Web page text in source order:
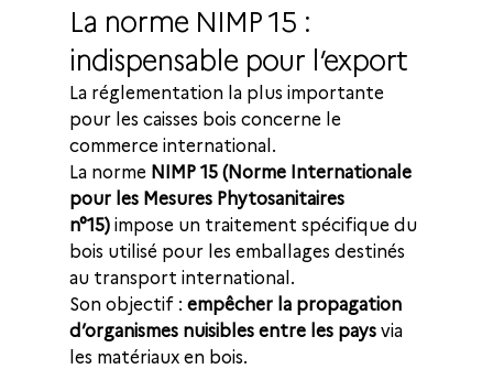
La norme NIMP 15 :
indispensable pour l’export
La réglementation la plus importante
pour les caisses bois concerne le
commerce international.
La norme NIMP 15 (Norme Internationale
pour les Mesures Phytosanitaires
n°15) impose un traitement spécifique du
bois utilisé pour les emballages destinés
au transport international.
Son objectif : empêcher la propagation
d’organismes nuisibles entre les pays via
les matériaux en bois.